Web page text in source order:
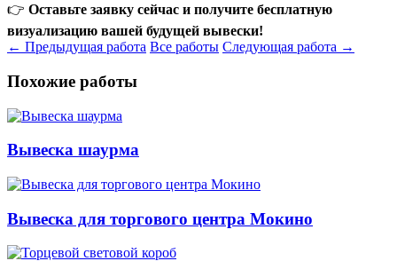
👉 Оставьте заявку сейчас и получите бесплатную
визуализацию вашей будущей вывески!
← Предыдущая работа Все работы Следующая работа →
Похожие работы
Вывеска шаурма
Вывеска для торгового центра Мокино